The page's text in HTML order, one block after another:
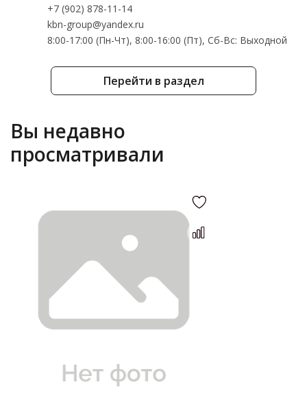
Перейти в раздел
+7 (902) 878-11-14
kbn-group@yandex.ru
8:00-17:00 (Пн-Чт), 8:00-16:00 (Пт), Cб-Вс: Выходной
Вы недавно
просматривали